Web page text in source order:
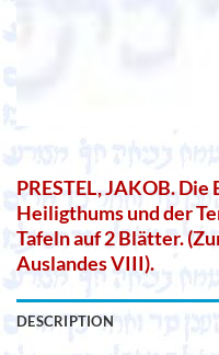
PRESTEL, JAKOB.
Heiligthums und der
Tafeln auf 2 Blätter.
Auslandes VIII).
DESCRIPTION